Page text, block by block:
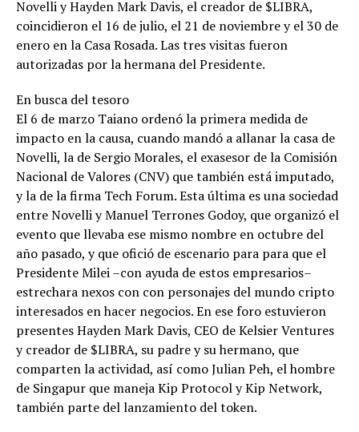
Novelli y Hayden Mark Davis, el creador de $LIBRA,
coincidieron el 16 de julio, el 21 de noviembre y el 30 de
enero en la Casa Rosada. Las tres visitas fueron
autorizadas por la hermana del Presidente.
En busca del tesoro
El 6 de marzo Taiano ordenó la primera medida de
impacto en la causa, cuando mandó a allanar la casa de
Novelli, la de Sergio Morales, el exasesor de la Comisión
Nacional de Valores (CNV) que también está imputado,
y la de la firma Tech Forum. Esta última es una sociedad
entre Novelli y Manuel Terrones Godoy, que organizó el
evento que llevaba ese mismo nombre en octubre del
año pasado, y que ofició de escenario para para que el
Presidente Milei –con ayuda de estos empresarios–
estrechara nexos con con personajes del mundo cripto
interesados en hacer negocios. En ese foro estuvieron
presentes Hayden Mark Davis, CEO de Kelsier Ventures
y creador de $LIBRA, su padre y su hermano, que
comparten la actividad, así como Julian Peh, el hombre
de Singapur que maneja Kip Protocol y Kip Network,
también parte del lanzamiento del token.